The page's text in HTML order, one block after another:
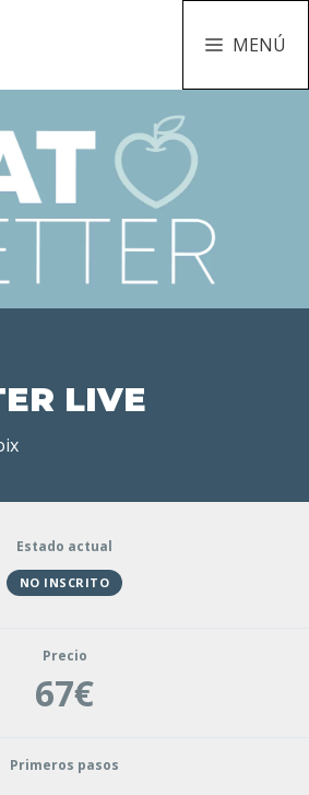
MENÚ
LIVE
Estado actual
NO INSCRITO
Precio
67€
Primeros pasos